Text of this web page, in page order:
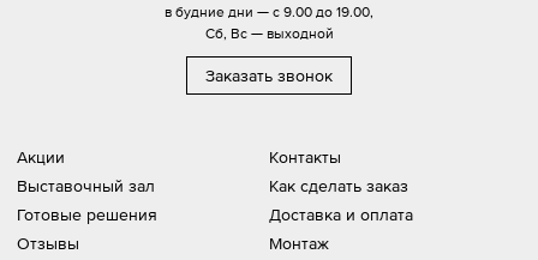
Акции
Выставочный зал
Готовые решения
Отзывы
Контакты
Как сделать заказ
Доставка и оплата
Монтаж
в будние дни — с 9.00 до 19.00,
Сб, Вс — выходной
Заказать звонок